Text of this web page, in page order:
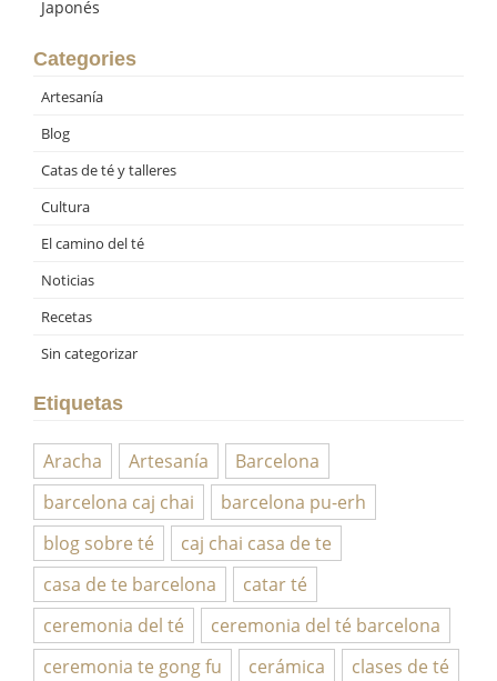
Japonés
Categories
Artesanía
Blog
Catas de té y talleres
Cultura
El camino del té
Noticias
Recetas
Sin categorizar
Etiquetas
Aracha Artesanía
Barcelona
barcelona caj chai
barcelona pu-erh
blog sobre té
caj chai casa de te
casa de te barcelona
catar té
ceremonia del té
ceremonia del té barcelona
ceremonia te gong fu
cerámica
clases de té